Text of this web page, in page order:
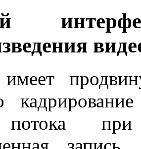
имеет
при